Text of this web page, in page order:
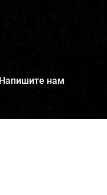
Напишите нам